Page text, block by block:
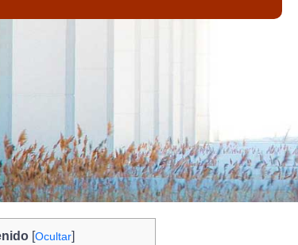
[Ocultar]